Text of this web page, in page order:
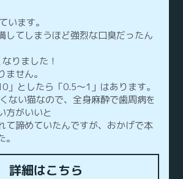
います。
してしまうほど強烈な口臭だったん
りました！
せん。
」としたら「0.5〜1」はあります。
方がいいと
て諦めていたんですが、おかげで本
詳細はこちら